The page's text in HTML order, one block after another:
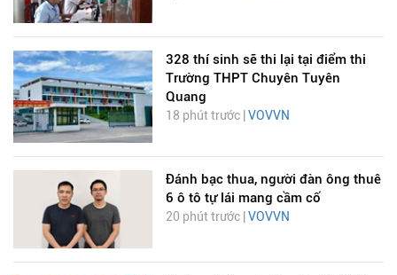
328 thí sinh sẽ thi lại tại điểm thi
Trường THPT Chuyên Tuyên
Quang
18 phút trước | VOVVN
Đánh bạc thua, người đàn ông thuê
6 ô tô tự lái mang cầm cố
20 phút trước | VOVVN